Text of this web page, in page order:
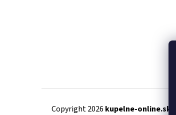
Copyright 2026 kupelne-online.sk